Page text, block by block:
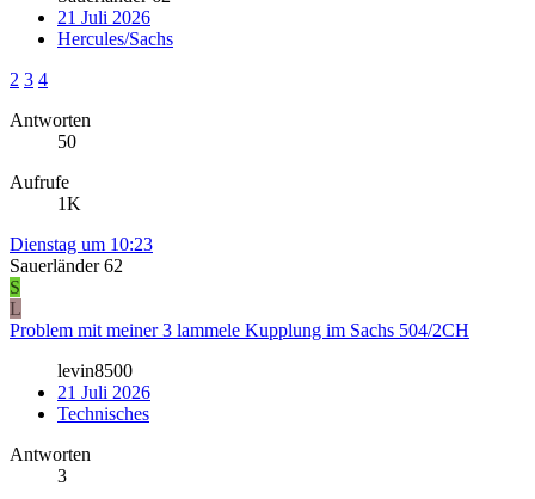
21 Juli 2026
Hercules/Sachs
2 3 4
Antworten
50
Aufrufe
1K
Dienstag um 10:23
Sauerländer 62
S
L
Problem mit meiner 3 lammele Kupplung im Sachs 504/2CH
levin8500
21 Juli 2026
Technisches
Antworten
3